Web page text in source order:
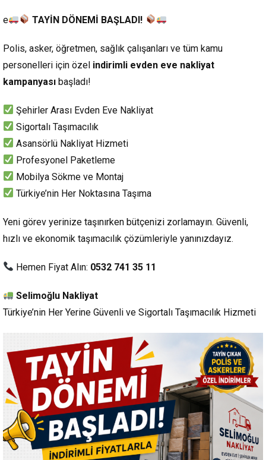
e TAYİN DÖNEMİ BAŞLADI!
Polis, asker, öğretmen, sağlık çalışanları ve tüm kamu
personelleri için özel indirimli evden eve nakliyat
kampanyası başladı!
Şehirler Arası Evden Eve Nakliyat
Sigortalı Taşımacılık
Asansörlü Nakliyat Hizmeti
Profesyonel Paketleme
Mobilya Sökme ve Montaj
Türkiye’nin Her Noktasına Taşıma
Yeni görev yerinize taşınırken bütçenizi zorlamayın. Güvenli,
hızlı ve ekonomik taşımacılık çözümleriyle yanınızdayız.
Hemen Fiyat Alın: 0532 741 35 11
Selimoğlu Nakliyat
Türkiye’nin Her Yerine Güvenli ve Sigortalı Taşımacılık Hizmeti